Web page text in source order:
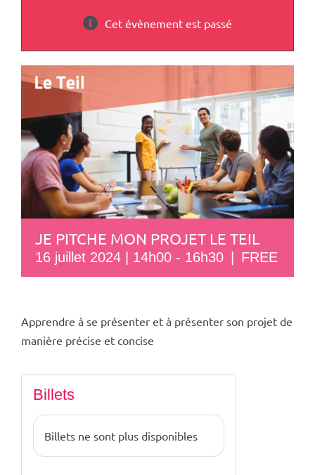
Cet évènement est passé
JE PITCHE MON PROJET LE TEIL
16 juillet 2024 | 14h00 - 16h30 FREE
Apprendre à se présenter et à présenter son projet de
manière précise et concise
Billets
Billets ne sont plus disponibles